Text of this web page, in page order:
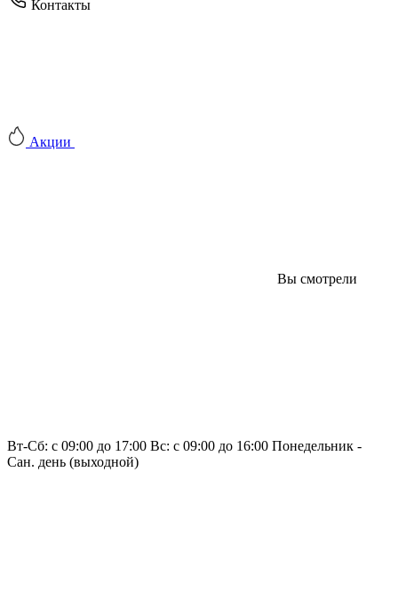
Контакты
Акции
Вы смотрели
Вт-Сб: с 09:00 до 17:00 Вс: с 09:00 до 16:00 Понедельник -
Сан. день (выходной)